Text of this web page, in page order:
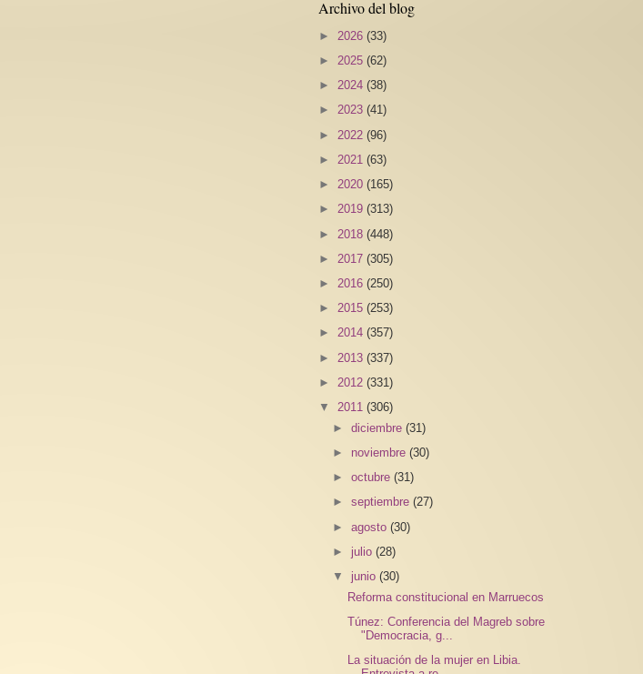
Archivo del blog
► 2026 (33)
► 2025 (62)
► 2024 (38)
► 2023 (41)
► 2022 (96)
► 2021 (63)
► 2020 (165)
► 2019 (313)
► 2018 (448)
► 2017 (305)
► 2016 (250)
► 2015 (253)
► 2014 (357)
► 2013 (337)
► 2012 (331)
▼ 2011 (306)
►diciembre(31)
► noviembre(30)
►octubre(31)
►septiembre(27)
►agosto(30)
► julio(28)
▼ junio(30)
Reforma constitucional en Marruecos
Túnez: Conferencia del Magreb sobre
"Democracia, g...
La situación de la mujer en Libia.